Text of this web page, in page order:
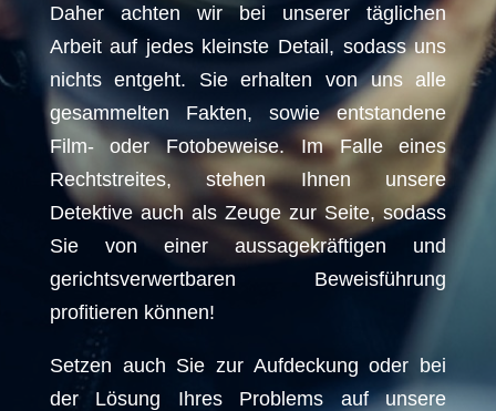
Daher achten wir bei unserer täglichen
Arbeit auf jedes kleinste Detail, sodass uns
nichts entgeht. Sie erhalten von uns alle
gesammelten Fakten, sowie entstandene
Film- oder Fotobeweise. Im Falle eines
Rechtstreites, stehen Ihnen unsere
Detektive auch als Zeuge zur Seite, sodass
Sie von einer aussagekräftigen und
gerichtsverwertbaren Beweisführung
profitieren können!
Setzen auch Sie zur Aufdeckung oder bei
der Lösung Ihres Problems auf unsere